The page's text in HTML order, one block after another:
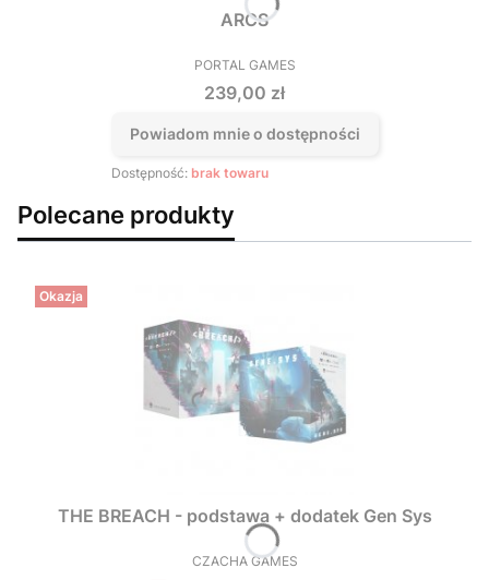
ARCS
PRODUCENT
PORTAL GAMES
Cena
239,00 zł
Powiadom mnie o dostępności
Dostępność: brak towaru
Polecane produkty
Okazja
THE BREACH - podstawa + dodatek Gen Sys
PRODUCENT
CZACHA GAMES